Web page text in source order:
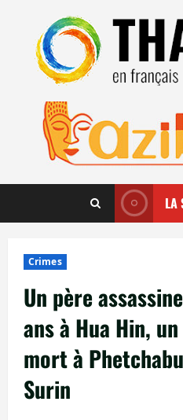
contenu
LA
Crimes
Un père
ans à Hua Hin,
mort à
Surin